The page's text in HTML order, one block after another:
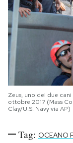
Zeus, uno dei due
ottobre 2017 (Mass
Clay/U.S. Navy via AP)
Tag: OCEANO